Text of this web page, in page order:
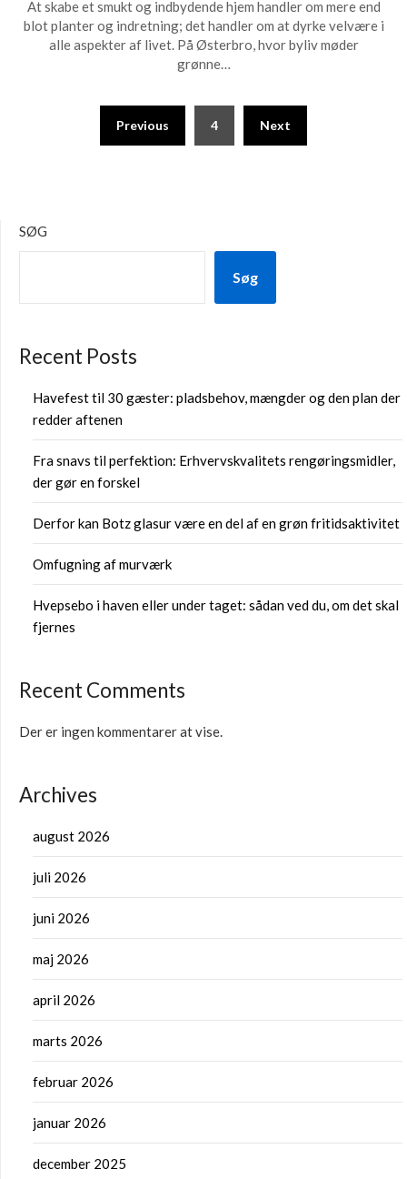
At skabe et smukt og indbydende hjem handler om mere end
blot planter og indretning; det handler om at dyrke velvære i
alle aspekter af livet. På Østerbro, hvor byliv møder
grønne…
Previous 4 Next
SØG
Søg
Recent Posts
Havefest til 30 gæster: pladsbehov, mængder og den plan der
redder aftenen
Fra snavs til perfektion: Erhvervskvalitets rengøringsmidler,
der gør en forskel
Derfor kan Botz glasur være en del af en grøn fritidsaktivitet
Omfugning af murværk
Hvepsebo i haven eller under taget: sådan ved du, om det skal
fjernes
Recent Comments
Der er ingen kommentarer at vise.
Archives
august 2026
juli 2026
juni 2026
maj 2026
april 2026
marts 2026
februar 2026
januar 2026
december 2025